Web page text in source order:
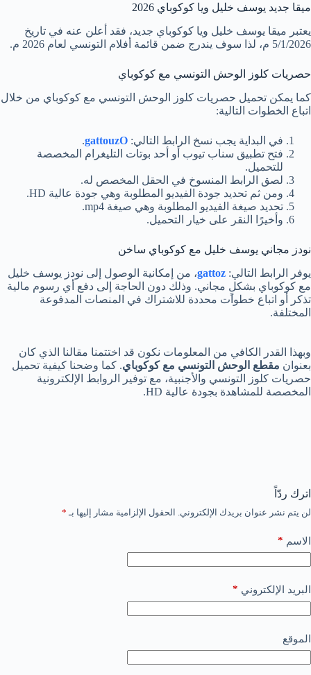
ميقا جديد يوسف خليل ويا كوكوباي 2026
يعتبر ميقا يوسف خليل ويا كوكوباي جديد، فقد أعلن عنه في تاريخ
5/1/2026 م، لذا سوف يندرج ضمن قائمة أفلام التونسي لعام 2026 م.
حصريات كلوز الوحش التونسي مع كوكوباي
كما يمكن تحميل حصريات كلوز الوحش التونسي مع كوكوباي من خلال
اتباع الخطوات التالية:
في البداية يجب نسخ الرابط التالي: gattouzO
.
فتح تطبيق سناب تيوب أو أحد بوتات التليغرام المخصصة
للتحميل.
لصق الرابط المنسوخ في الحقل المخصص له.
ومن ثم تحديد جودة الفيديو المطلوبة وهي جودة عالية HD.
تحديد صيغة الفيديو المطلوبة وهي صيغة mp4.
وأخيرًا النقر على خيار التحميل.
نودز مجاني يوسف خليل مع كوكوباي ساخن
يوفر الرابط التالي: gattoz، من إمكانية الوصول إلى نودز يوسف خليل
مع كوكوباي بشكلٍ مجاني. وذلك دون الحاجة إلى دفع أي رسوم مالية
تذكر أو اتباع خطوات محددة للاشتراك في المنصات المدفوعة
المختلفة.
وبهذا القدر الكافي من المعلومات نكون قد اختتمنا مقالنا الذي كان
بعنوان مقطع الوحش التونسي مع كوكوباي. كما وضحنا كيفية تحميل
حصريات كلوز التونسي والأجنبية، مع توفير الروابط الإلكترونية
المخصصة للمشاهدة بجودة عالية HD.
اترك ردّاً
لن يتم نشر عنوان بريدك الإلكتروني. الحقول الإلزامية مشار إليها بـ *
الاسم *
البريد الإلكتروني *
الموقع